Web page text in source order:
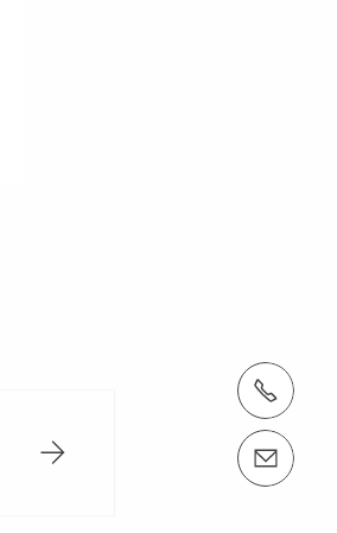
Contáctenos info@peri.es